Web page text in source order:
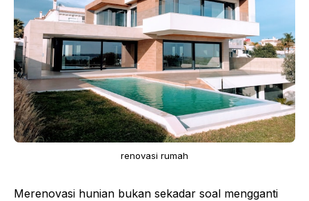
renovasi rumah
Merenovasi hunian bukan sekadar soal mengganti